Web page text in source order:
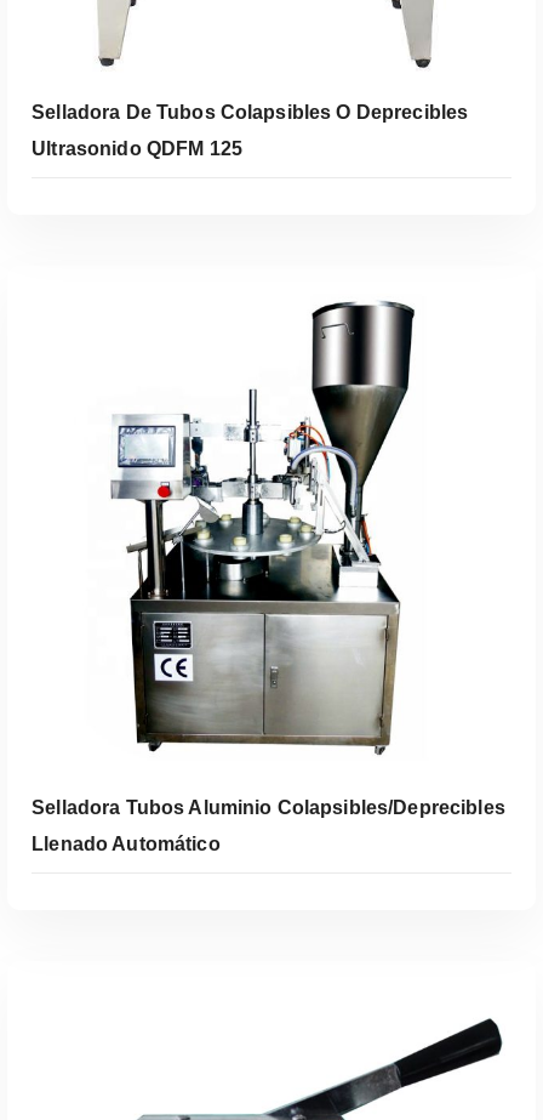
Leer Más
Selladora De Tubos Colapsibles O Deprecibles
Ultrasonido QDFM 125
Selladora Tubos Aluminio Colapsibles/Deprecibles
Llenado Automático